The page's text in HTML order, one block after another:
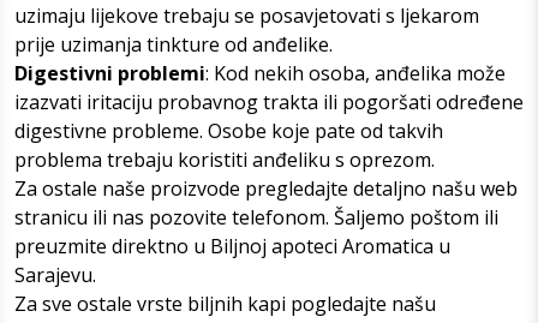
uzimaju lijekove trebaju se posavjetovati s ljekarom
prije uzimanja tinkture od anđelike.
Digestivni problemi: Kod nekih osoba, anđelika može
izazvati iritaciju probavnog trakta ili pogoršati određene
digestivne probleme. Osobe koje pate od takvih
problema trebaju koristiti anđeliku s oprezom.
Za ostale naše proizvode pregledajte detaljno našu web
stranicu ili nas pozovite telefonom. Šaljemo poštom ili
preuzmite direktno u Biljnoj apoteci Aromatica u
Sarajevu.
Za sve ostale vrste biljnih kapi pogledajte našu